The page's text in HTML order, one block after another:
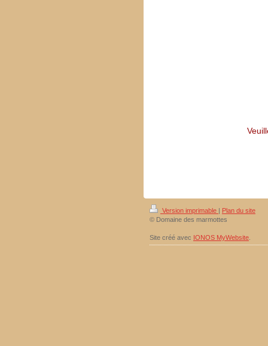
Version imprimable
Plan du site
© Domaine des marmottes
Site créé avec IONOS MyWebsite